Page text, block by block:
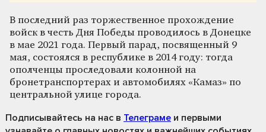
В последний раз торжественное прохождение
войск в честь Дня Победы проводилось в Донецке
в мае 2021 года. Первый парад, посвященный 9
мая, состоялся в республике в 2014 году: тогда
ополченцы проследовали колонной на
бронетранспортерах и автомобилях «Камаз» по
центральной улице города.
Подписывайтесь на нас в Телеграме и первыми